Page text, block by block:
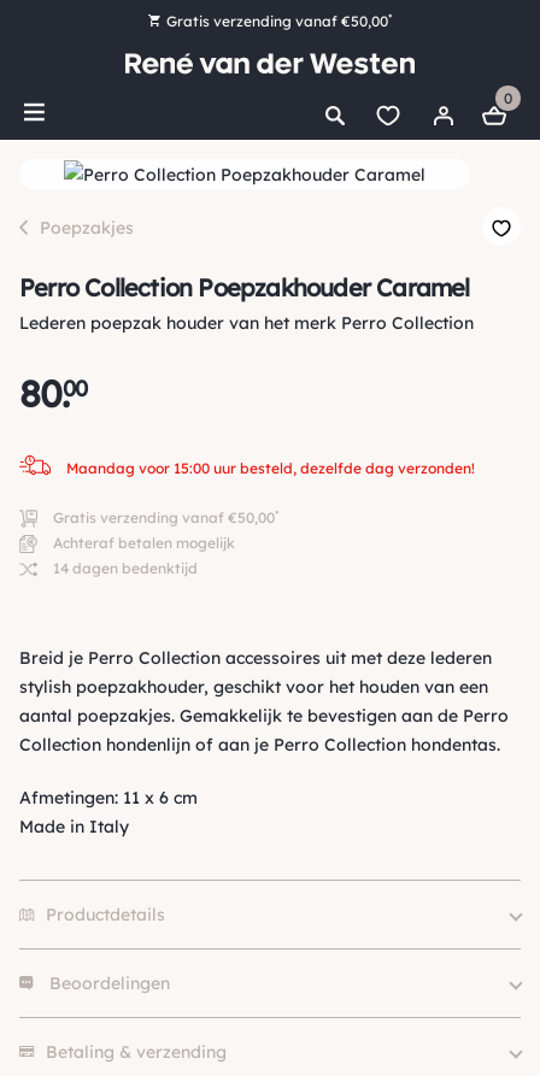
Gratis verzending vanaf €50,00*
Bestel nu, betaal later met Klarna
Ruim 16.000 artikelen op voorraad
0
Poepzakjes
Perro Collection Poepzakhouder Caramel
Lederen poepzak houder van het merk Perro Collection
80.
00
Maandag voor 15:00 uur besteld, dezelfde dag verzonden!
Gratis verzending vanaf €50,00*
Achteraf betalen mogelijk
14 dagen bedenktijd
Breid je Perro Collection accessoires uit met deze lederen
stylish poepzakhouder, geschikt voor het houden van een
aantal poepzakjes. Gemakkelijk te bevestigen aan de Perro
Collection hondenlijn of aan je Perro Collection hondentas.
Afmetingen: 11 x 6 cm
Made in Italy
Productdetails
Merk
Klein (0 – 10kg), Middel (10 –
Beoordelingen
Betaling & verzending